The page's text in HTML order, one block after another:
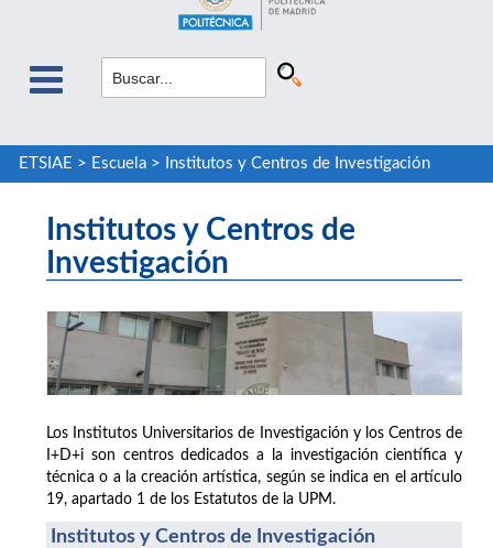
ETSIAE > Escuela> Institutos y Centros de Investigación
Institutos y Centros de
Investigación
Los Institutos Universitarios de Investigación y los Centros de
I+D+i son centros dedicados a la investigación científica y
técnica o a la creación artística, según se indica en el artículo
19, apartado 1 de los Estatutos de la UPM.
Institutos y Centros de Investigación